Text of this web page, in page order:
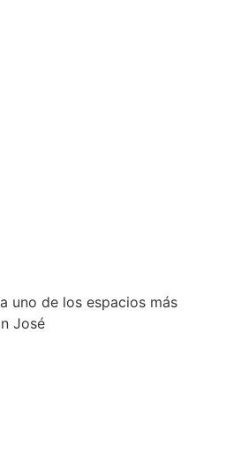
uno de los espacios más
José